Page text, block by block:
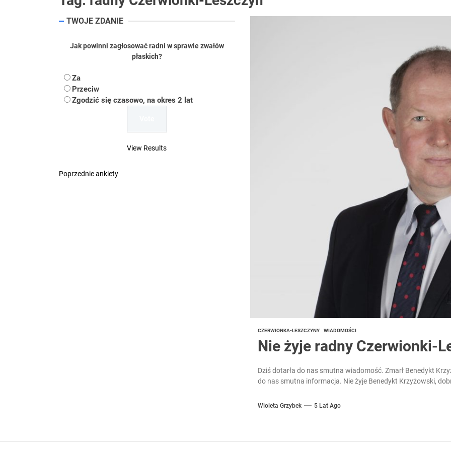
Koper – część 2.
Koper
Dość komentowania kolejnych afer w ochronie zdrowia — czas zacząć mówić o
CZERWIONKA-LESZCZYNY WIADOMOŚCI
Nie żyje radny Czerwionki-
Dziś dotarła do nas smutna wiadomość. Zmarł Benedykt
do nas smutna informacja. Nie żyje Benedykt Krzyżowski,
Wioleta Grzybek 5 Lat Ago
TWOJE ZDANIE
Jak powinni zagłosować radni w sprawie zwałów
płaskich?
Za
Przeciw
Zgodzić się czasowo, na okres 2 lat
View Results
Poprzednie ankiety